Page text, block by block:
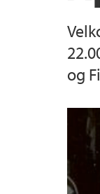
og